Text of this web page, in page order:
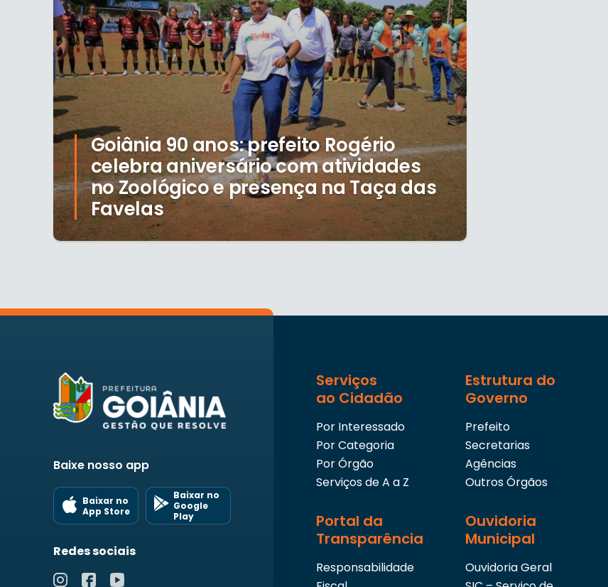
Goiânia 90 anos: prefeito Rogério
celebra aniversário com atividades
no Zoológico e presença na Taça das
Favelas
Baixe nosso app
Baixar no
App Store
Baixar no
Google
Play
Redes sociais
Serviços
ao Cidadão
Por Interessado
Por Categoria
Por Órgão
Serviços de A a Z
Estrutura do
Governo
Prefeito
Secretarias
Agências
Outros Órgãos
Portal da
Transparência
Responsabilidade
Ouvidoria
Municipal
Ouvidoria Geral